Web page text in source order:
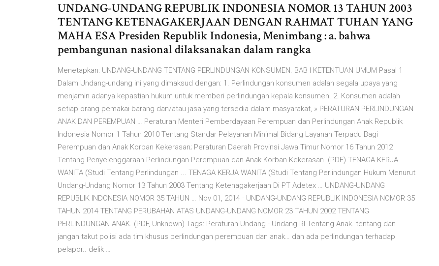
UNDANG-UNDANG REPUBLIK INDONESIA NOMOR 13 TAHUN 2003
TENTANG KETENAGAKERJAAN DENGAN RAHMAT TUHAN YANG
MAHA ESA Presiden Republik Indonesia, Menimbang : a. bahwa
pembangunan nasional dilaksanakan dalam rangka
Menetapkan: UNDANG-UNDANG TENTANG PERLINDUNGAN KONSUMEN. BAB I KETENTUAN UMUM Pasal 1
Dalam Undang-undang ini yang dimaksud dengan: 1. Perlindungan konsumen adalah segala upaya yang
menjamin adanya kepastian hukum untuk memberi perlindungan kepala konsumen. 2. Konsumen adalah
setiap orang pemakai barang dan/atau jasa yang tersedia dalam masyarakat, » PERATURAN PERLINDUNGAN
ANAK DAN PEREMPUAN … Peraturan Menteri Pemberdayaan Perempuan dan Perlindungan Anak Republik
Indonesia Nomor 1 Tahun 2010 Tentang Standar Pelayanan Minimal Bidang Layanan Terpadu Bagi
Perempuan dan Anak Korban Kekerasan; Peraturan Daerah Provinsi Jawa Timur Nomor 16 Tahun 2012
Tentang Penyelenggaraan Perlindungan Perempuan dan Anak Korban Kekerasan. (PDF) TENAGA KERJA
WANITA (Studi Tentang Perlindungan ... TENAGA KERJA WANITA (Studi Tentang Perlindungan Hukum Menurut
Undang-Undang Nomor 13 Tahun 2003 Tentang Ketenagakerjaan Di PT Adetex … UNDANG-UNDANG
REPUBLIK INDONESIA NOMOR 35 TAHUN … Nov 01, 2014 · UNDANG-UNDANG REPUBLIK INDONESIA NOMOR 35
TAHUN 2014 TENTANG PERUBAHAN ATAS UNDANG-UNDANG NOMOR 23 TAHUN 2002 TENTANG
PERLINDUNGAN ANAK. (PDF, Unknown) Tags: Peraturan Undang - Undang RI Tentang Anak. tentang dan
jangan takut polisi ada tim khusus perlindungan perempuan dan anak… dan ada perlindungan terhadap
pelapor.. delik …